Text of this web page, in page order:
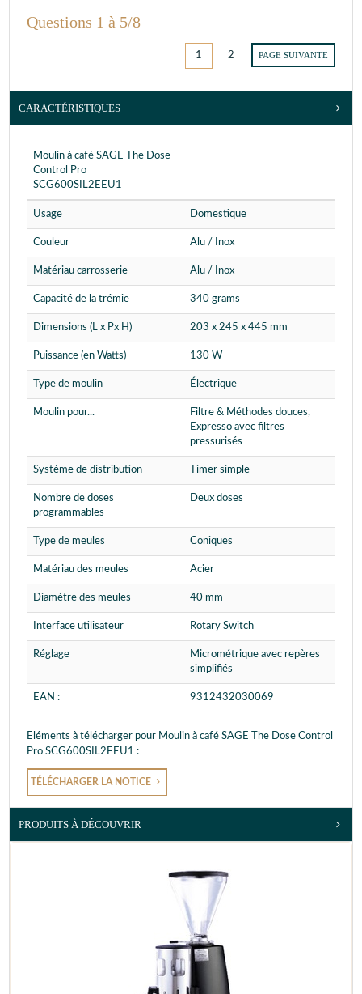
Questions 1 à 5/8
1 2 PAGE SUIVANTE
CARACTÉRISTIQUES
Moulin à café SAGE The Dose
Control Pro
SCG600SIL2EEU1
Usage Domestique
Couleur Alu / Inox
Matériau carrosserie Alu / Inox
Capacité de la trémie 340 grams
Dimensions (L x Px H) 203 x 245 x 445 mm
Puissance (en Watts) 130 W
Type de moulin Électrique
Moulin pour...
Filtre & Méthodes douces,
Expresso avec filtres
pressurisés
Système de distribution Timer simple
Nombre de doses
programmables
Deux doses
Type de meules Coniques
Matériau des meules Acier
Diamètre des meules 40 mm
Interface utilisateur Rotary Switch
Réglage
Micrométrique avec repères
simplifiés
EAN : 9312432030069
Eléments à télécharger pour Moulin à café SAGE The Dose Control
Pro SCG600SIL2EEU1 :
TÉLÉCHARGER LA NOTICE
PRODUITS À DÉCOUVRIR